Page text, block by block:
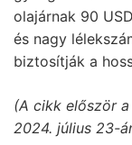
olajárnak 90
és nagy
biztosítják a
(A cikk először a
2024. július 23-